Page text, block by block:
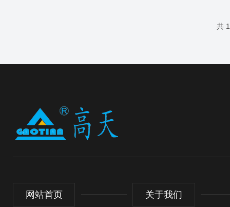
准、安全运行四大原则，是确保控得准、测得真、护得
共
网站首页 关于我们